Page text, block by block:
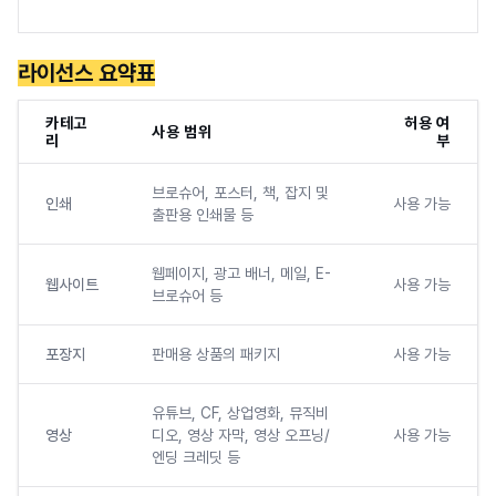
라이선스 요약표
카테고
리
사용 범위
허용 여
부
인쇄
브로슈어, 포스터, 책, 잡지 및
출판용 인쇄물 등
사용 가능
웹사이트
웹페이지, 광고 배너, 메일, E-
브로슈어 등
사용 가능
포장지 판매용 상품의 패키지 사용 가능
영상
유튜브, CF, 상업영화, 뮤직비
디오, 영상 자막, 영상 오프닝/
엔딩 크레딧 등
사용 가능